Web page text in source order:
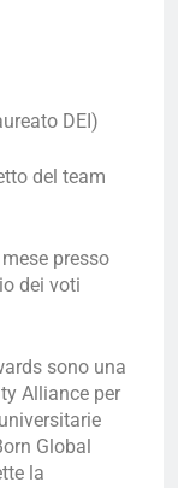
DEI)
del team
presso
dei voti
sono una
Alliance per
Global
la